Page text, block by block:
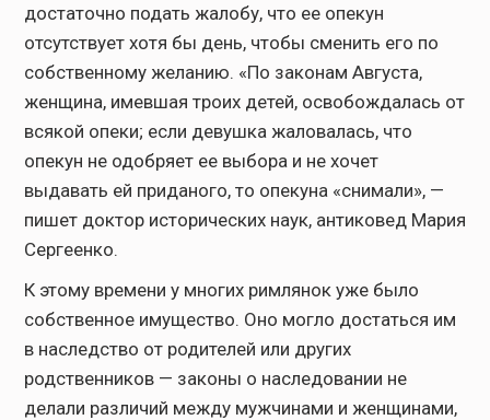
достаточно подать жалобу, что ее опекун
отсутствует хотя бы день, чтобы сменить его по
собственному желанию. «По законам Августа,
женщина, имевшая троих детей, освобождалась от
всякой опеки; если девушка жаловалась, что
опекун не одобряет ее выбора и не хочет
выдавать ей приданого, то опекуна «снимали», —
пишет доктор исторических наук, антиковед Мария
Сергеенко.
К этому времени у многих римлянок уже было
собственное имущество. Оно могло достаться им
в наследство от родителей или других
родственников — законы о наследовании не
делали различий между мужчинами и женщинами,